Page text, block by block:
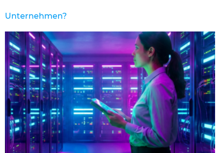
Unternehmen?